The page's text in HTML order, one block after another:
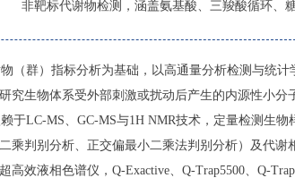
非靶标代谢物检测，涵盖氨基酸、三羧酸循环、
（群）指标分析为基础，以高通量分析检测与统
究生物体系受外部刺激或扰动后产生的内源性小分
于LC-MS、GC-MS与1H NMR技术，定量检测生
乘判别分析、正交偏最小二乘法判别分析）及代
效液相色谱仪，Q-Exactive、Q-Trap5500、Q-